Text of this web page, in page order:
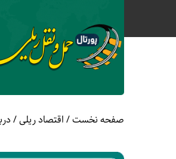
قوانین و مقررات استفاده از
صفحه نخست/اقتصاد ریلی/